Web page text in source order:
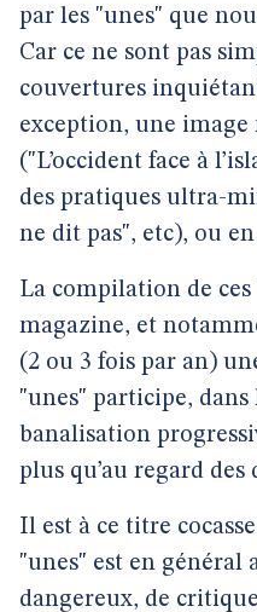
par les "unes" que
Car ce ne sont pas
couvertures
exception, une image
("L’occident face à
des pratiques ultra-
ne dit pas", etc), ou
La compilation de
magazine, et
(2 ou 3 fois par an)
"unes" participe,
banalisation
plus qu’au regard des
Il est à ce titre
"unes" est en général
dangereux, de